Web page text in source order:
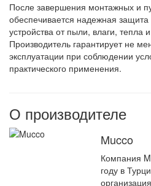
После завершения монтажных и
обеспечивается надежная защита
устройства от пыли, влаги, тепла
Производитель гарантирует не
эксплуатации при соблюдении
практического применения.
О производителе
Mucco
Компания
году в